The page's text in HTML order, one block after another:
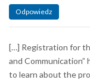
Odpowiedz
[…] Registration for
and Communication”
to learn about the